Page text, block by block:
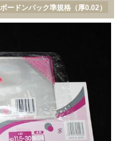
ボードンパック準規格（厚0.02）